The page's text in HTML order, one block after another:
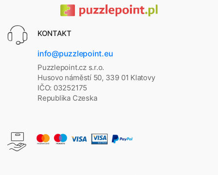
KONTAKT
info@puzzlepoint.eu
Puzzlepoint.cz s.r.o.
Husovo náměstí 50, 339 01 Klatovy
IČO: 03252175
Republika Czeska